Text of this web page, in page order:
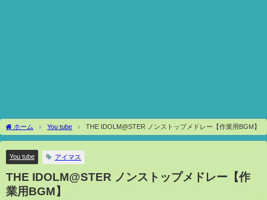
ホーム You tube THE IDOLM@STER ノンストップメドレー【作業用BGM】
You tube アイマス
THE IDOLM@STER ノンストップメドレー【作
業用BGM】